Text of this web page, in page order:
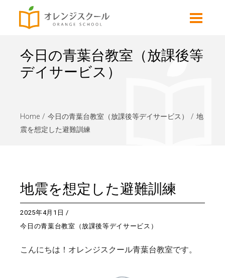
今日の青葉台教室（放課後等
デイサービス）
Home 今日の青葉台教室（放課後等デイサービス）
地
震を想定した避難訓練
地震を想定した避難訓練
2025年4月1日
今日の青葉台教室（放課後等デイサービス）
こんにちは！オレンジスクール青葉台教室です。